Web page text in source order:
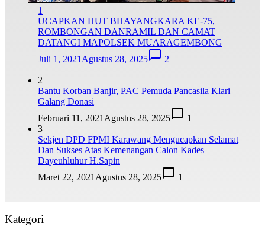
1
UCAPKAN HUT BHAYANGKARA KE-75,
ROMBONGAN DANRAMIL DAN CAMAT
DATANGI MAPOLSEK MUARAGEMBONG
Juli 1, 2021Agustus 28, 2025 2
2
Bantu Korban Banjir, PAC Pemuda Pancasila Klari
Galang Donasi
Februari 11, 2021Agustus 28, 2025
1
3
Sekjen DPD FPMI Karawang Mengucapkan Selamat
Dan Sukses Atas Kemenangan Calon Kades
Dayeuhluhur H.Sapin
Maret 22, 2021Agustus 28, 2025 1
Kategori